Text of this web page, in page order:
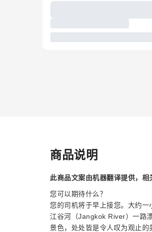
商品说明
此商品文案由机器翻译提供，相
您可以期待什么？
您的司机将于早上接您。大约
江谷河（Jangkok River）一路
景色，处处皆是令人叹为观止